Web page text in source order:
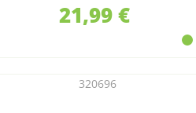
21,99 €
320696